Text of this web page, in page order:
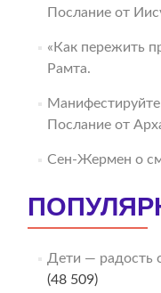
Послание от
«Как пережить
Рамта.
Послание от
Сен-Жермен о
Дети — радость
(48 509)